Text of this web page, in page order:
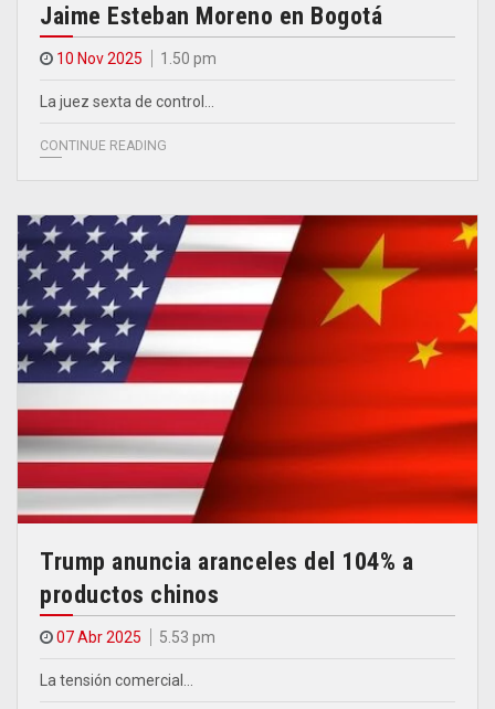
Jaime Esteban Moreno en Bogotá
10 Nov 2025 1.50 pm
La juez sexta de control…
CONTINUE READING
Trump anuncia aranceles del 104% a
productos chinos
07 Abr 2025 5.53 pm
La tensión comercial…